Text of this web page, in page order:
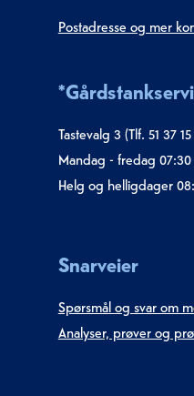
Postadresse og mer
Tastevalg 3 (Tlf. 51 37
Mandag - fredag
Helg og helligdager
Snarveier
Spørsmål og svar om
Analyser, prøver og